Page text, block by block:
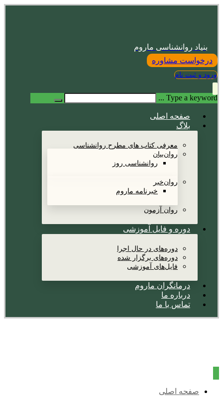
بنیاد روانشناسی ماروم
درخواست مشاوره
ورود و ثبت نام
Type a keyword ...
صفحه اصلی
بلاگ
معرفی کتاب های مطرح روانشناسی
روان‌بیان
روانشناسی روز
روان‌خبر
خبرنامه ماروم
روان آزمون
دوره و فایل آموزشی
دوره‌های در حال اجرا
دوره‌های برگزار شده
فایل‌های آموزشی
درمانگران ماروم
درباره ما
تماس با ما
صفحه اصلی